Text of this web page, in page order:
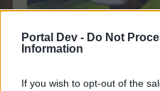
Portal Dev - Do Not
Information
If you wish to opt-out of the